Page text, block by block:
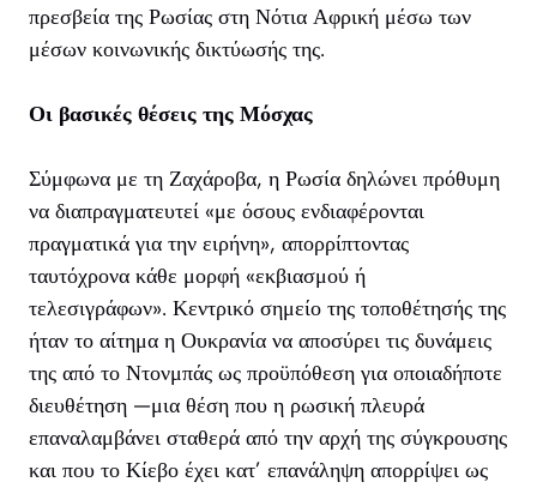
πρεσβεία της Ρωσίας στη Νότια Αφρική μέσω των
μέσων κοινωνικής δικτύωσής της.
Οι βασικές θέσεις της Μόσχας
Σύμφωνα με τη Ζαχάροβα, η Ρωσία δηλώνει πρόθυμη
να διαπραγματευτεί «με όσους ενδιαφέρονται
πραγματικά για την ειρήνη», απορρίπτοντας
ταυτόχρονα κάθε μορφή «εκβιασμού ή
τελεσιγράφων». Κεντρικό σημείο της τοποθέτησής της
ήταν το αίτημα η Ουκρανία να αποσύρει τις δυνάμεις
της από το Ντονμπάς ως προϋπόθεση για οποιαδήποτε
διευθέτηση —μια θέση που η ρωσική πλευρά
επαναλαμβάνει σταθερά από την αρχή της σύγκρουσης
και που το Κίεβο έχει κατ’ επανάληψη απορρίψει ως